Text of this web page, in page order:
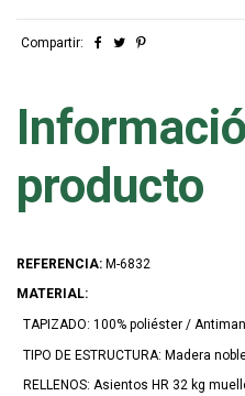
Compartir:
producto
REFERENCIA: M-6832
MATERIAL:
TAPIZADO: 100% poliéster /
TIPO DE ESTRUCTURA: Madera
RELLENOS: Asientos HR 32 kg